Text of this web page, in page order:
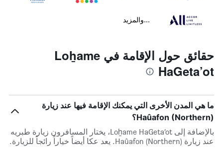
...والمزيد
حقائق حول الإقامة في Loẖame
HaGeta’ot
ما هي المدن الأخرى التي يمكنك الإقامة فيها عند زيارة
Haûafon (Northern)؟
بالإضافة إلى Loẖame HaGeta’ot، يختار المسافرون زيارة طبريه
عند زيارة Haûafon (Northern). يعد عكا أيضاً خياراً رائجاً للزيارة.